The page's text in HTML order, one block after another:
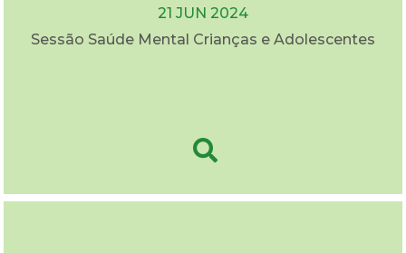
21 JUN 2024
Sessão Saúde Mental Crianças e Adolescentes